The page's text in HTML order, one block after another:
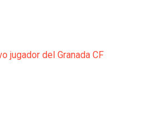
jugador del Granada CF